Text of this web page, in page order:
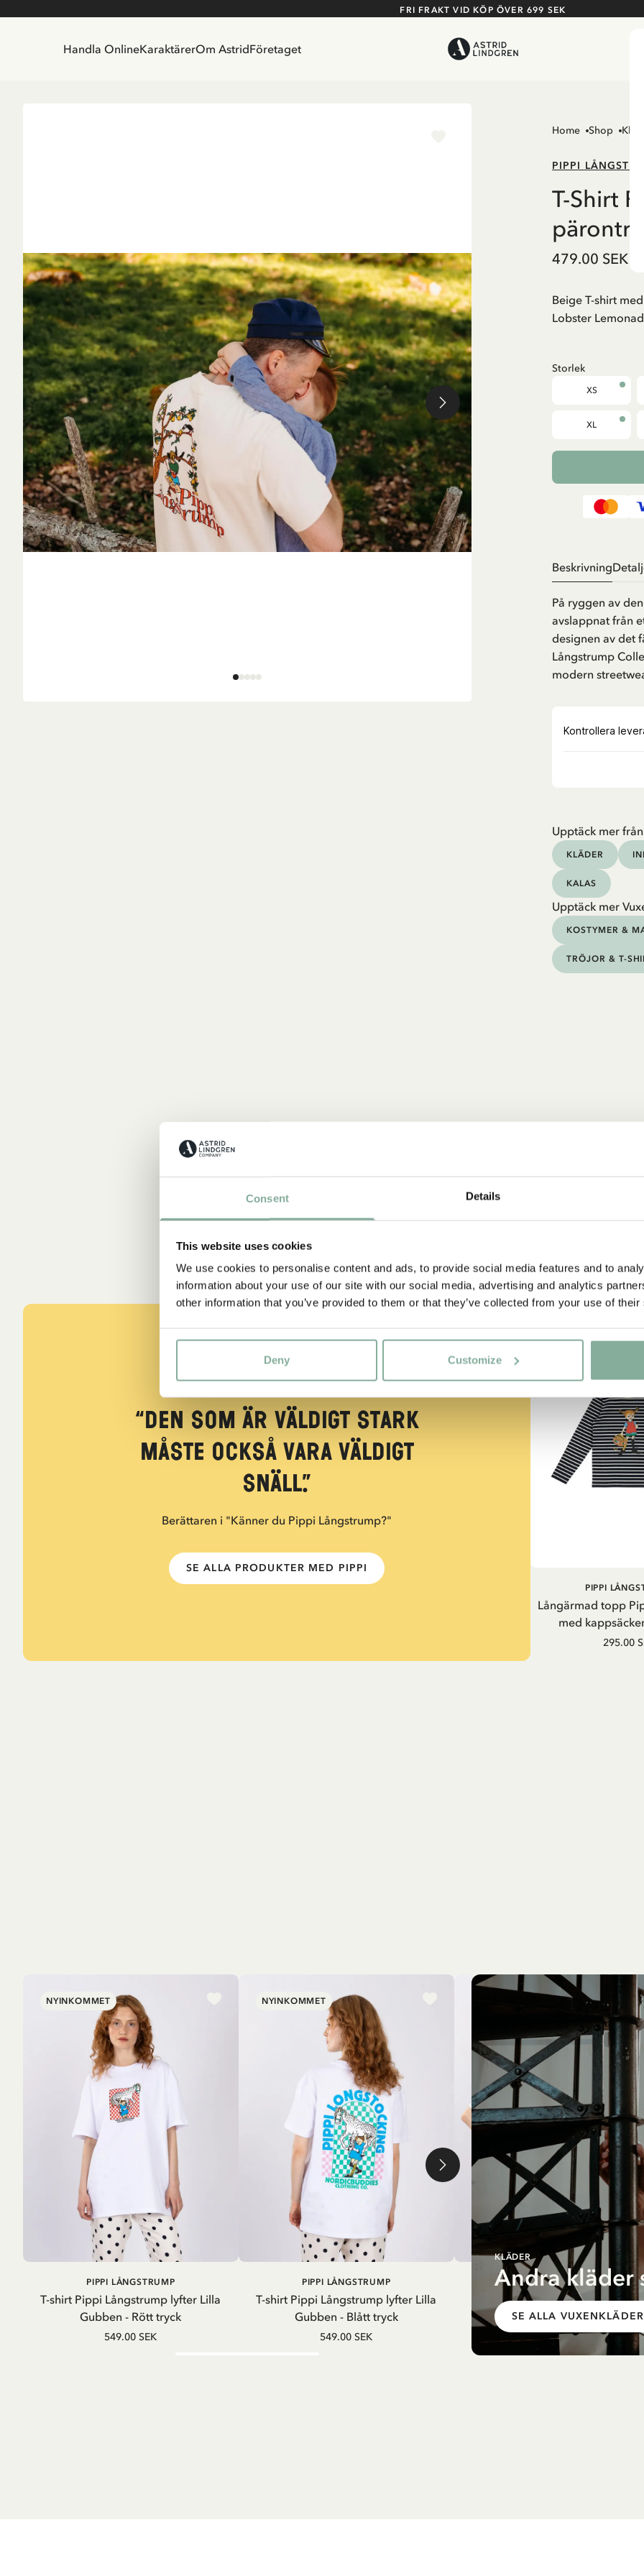
Consent Details
This website uses cookies
We use cookies to personalise content and ads, to provide social media features and to
information about your use of our site with our social media, advertising and analytics
other information that you’ve provided to them or that they’ve collected from your use of
Deny Customize
FRI FRAKT VID KÖP ÖVER 699 SEK
Handla OnlineKaraktärerOm AstridFöretaget
Home Shop
PIPPI
T-Shirt
479.00 SEK
Beige T-shirt
Lobster
Storlek
XS
XL
Beskrivning
På ryggen av
avslappnat från
designen av det
Långstrump
modern
Upptäck mer
KLÄDER
KALAS
Upptäck mer
KOSTYMER &
TRÖJOR & T-
“Den som är väldigt stark
måste också vara väldigt
snäll.”
Berättaren i "Känner du Pippi Långstrump?"
SE ALLA PRODUKTER MED PIPPI
NYINKOMMET
Långärmad topp
med
PIPPI
295.00
KLÄDER
Andra kläder
SE ALLA VUXENKLÄDER
NYINKOMMET
T-shirt Pippi Långstrump lyfter Lilla
Gubben - Rött tryck
PIPPI LÅNGSTRUMP
549.00 SEK
NYINKOMMET
T-shirt Pippi Långstrump lyfter Lilla
Gubben - Blått tryck
PIPPI LÅNGSTRUMP
549.00 SEK
LÄGG I
T-shirt Pippi Långstrump
PIPPI LÅNGSTRUMP
549.00 SEK